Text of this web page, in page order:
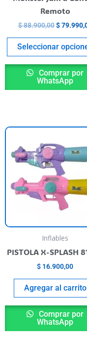
Remoto
$88.900,00 $
Seleccionar
Comprar por
WhatsApp
Inflables
PISTOLA X-SPLASH
$ 16.900,00
Agregar al carrito
Comprar por
WhatsApp